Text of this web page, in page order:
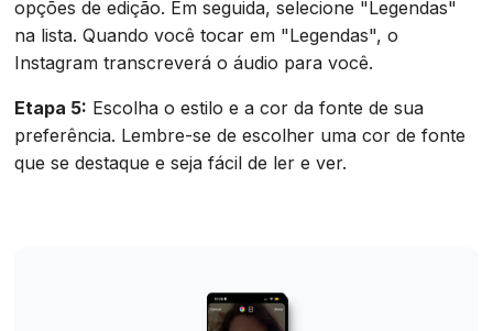
opções de edição. Em seguida, selecione "Legendas"
na lista. Quando você tocar em "Legendas", o
Instagram transcreverá o áudio para você.
Etapa 5: Escolha o estilo e a cor da fonte de sua
preferência. Lembre-se de escolher uma cor de fonte
que se destaque e seja fácil de ler e ver.